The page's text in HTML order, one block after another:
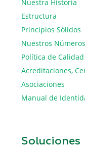
Nuestra Historia
Estructura
Principios Sólidos
Nuestros Números
Política de Calidad
Acreditaciones,
Asociaciones
Manual de
Soluciones